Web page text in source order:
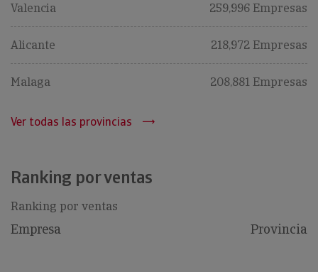
Valencia 259,996 Empresas
Alicante 218,972 Empresas
Malaga 208,881 Empresas
Ver todas las provincias
Ranking por ventas
Ranking por ventas
Empresa Provincia